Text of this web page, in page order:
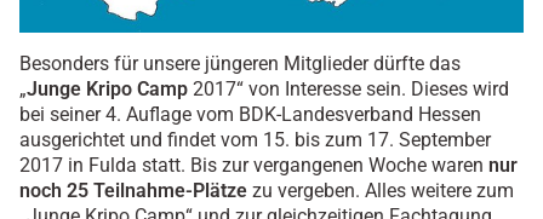
Besonders für unsere jüngeren Mitglieder dürfte das
„Junge Kripo Camp 2017“ von Interesse sein. Dieses wird
bei seiner 4. Auflage vom BDK-Landesverband Hessen
ausgerichtet und findet vom 15. bis zum 17. September
2017 in Fulda statt. Bis zur vergangenen Woche waren nur
noch 25 Teilnahme-Plätze zu vergeben. Alles weitere zum